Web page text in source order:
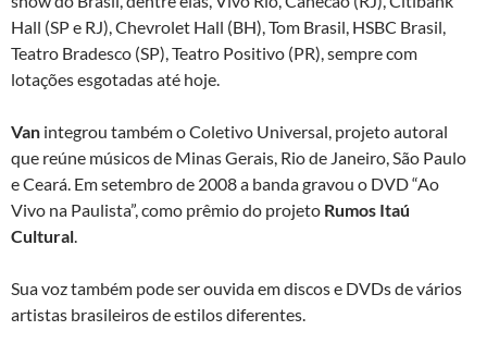
Hall (SP e RJ), Chevrolet Hall (BH), Tom Brasil, HSBC Brasil,
Teatro Bradesco (SP), Teatro Positivo (PR), sempre com
lotações esgotadas até hoje.
Van integrou também o Coletivo Universal, projeto autoral
que reúne músicos de Minas Gerais, Rio de Janeiro, São Paulo
e Ceará. Em setembro de 2008 a banda gravou o DVD “Ao
Vivo na Paulista”, como prêmio do projeto Rumos Itaú
Cultural.
Sua voz também pode ser ouvida em discos e DVDs de vários
artistas brasileiros de estilos diferentes.